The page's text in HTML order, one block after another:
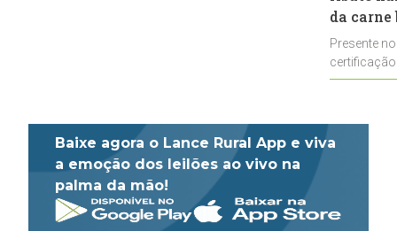
da
Presente
Baixe agora o Lance Rural App e viva
a emoção dos leilões ao vivo na
palma da mão!